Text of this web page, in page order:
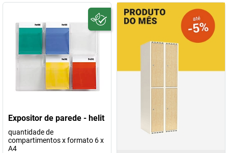
Expositor de parede - helit
quantidade de
compartimentos x formato 6 x
A4